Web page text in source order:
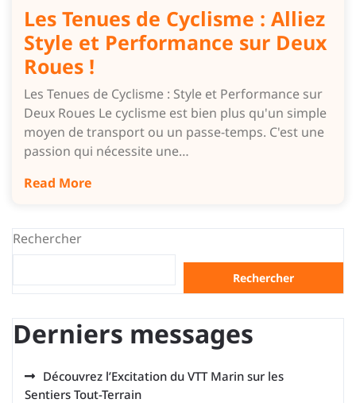
Les Tenues de Cyclisme : Alliez
Style et Performance sur Deux
Roues !
Les Tenues de Cyclisme : Style et Performance sur
Deux Roues Le cyclisme est bien plus qu'un simple
moyen de transport ou un passe-temps. C'est une
passion qui nécessite une…
Read More
Rechercher
Rechercher
Derniers messages
Découvrez l’Excitation du VTT Marin sur les
Sentiers Tout-Terrain